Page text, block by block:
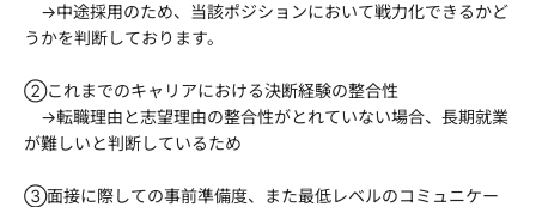
→中途採用のため、当該ポジションにおいて戦力化できるかど
うかを判断しております。
②これまでのキャリアにおける決断経験の整合性
→転職理由と志望理由の整合性がとれていない場合、長期就業
が難しいと判断しているため
③面接に際しての事前準備度、また最低レベルのコミュニケー